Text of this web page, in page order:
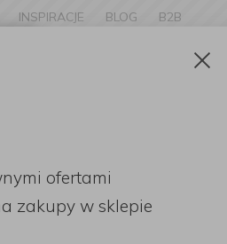
INSPIRACJE BLOG B2B
ofertami
zakupy w sklepie